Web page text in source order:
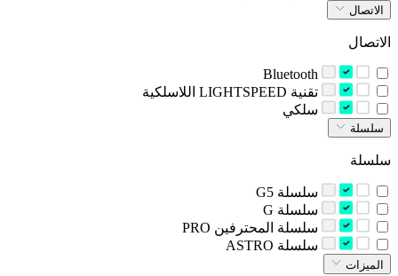
الاتصال
الاتصال
‫سلكي‬
سلسلة
سلسلة
الميزات